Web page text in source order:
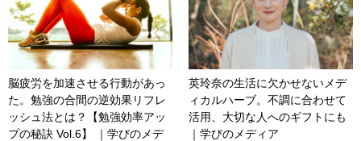
脳疲労を加速させる行動があっ
た。勉強の合間の逆効果リフレ
ッシュ法とは？【勉強効率アッ
プの秘訣 Vol.6】 ｜学びのメデ
英玲奈の生活に欠かせないメデ
ィカルハーブ。不調に合わせて
活用、大切な人へのギフトにも
｜学びのメディア